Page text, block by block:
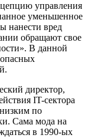
управления
уменьшенное
нанести вред
обращают свое
В данной
директор,
IT-сектора
по
Сама мода на
в 1990-ых